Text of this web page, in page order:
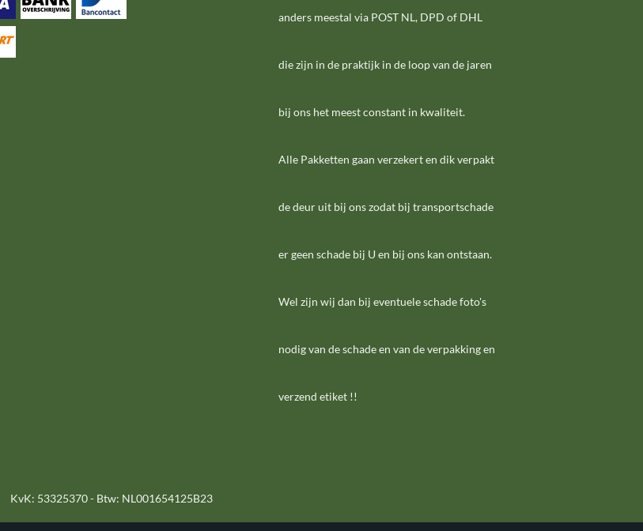
anders meestal via POST NL, DPD of DHL
die zijn in de praktijk in de loop van de jaren
bij ons het meest constant in kwaliteit.
Alle Pakketten gaan verzekert en dik verpakt
de deur uit bij ons zodat bij transportschade
er geen schade bij U en bij ons kan ontstaan.
Wel zijn wij dan bij eventuele schade foto's
nodig van de schade en van de verpakking en
verzend etiket !!
KvK: 53325370 - Btw: NL001654125B23